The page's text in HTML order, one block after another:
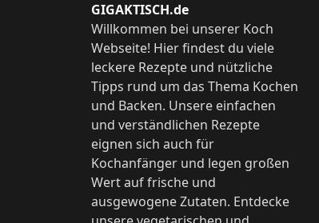
GIGAKTISCH.de
Willkommen bei unserer Koch
Webseite! Hier findest du viele
leckere Rezepte und nützliche
Tipps rund um das Thema Kochen
und Backen. Unsere einfachen
und verständlichen Rezepte
eignen sich auch für
Kochanfänger und legen großen
Wert auf frische und
ausgewogene Zutaten. Entdecke